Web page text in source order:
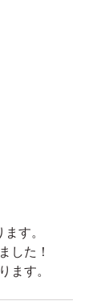
す。
した！
ます。